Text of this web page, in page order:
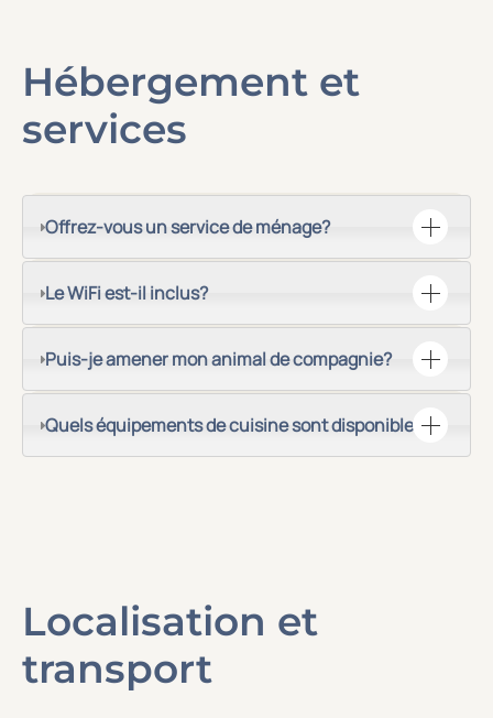
Hébergement et
services
Offrez-vous un service de ménage?
Le WiFi est-il inclus?
Puis-je amener mon animal de compagnie?
Quels équipements de cuisine sont disponibles?
Localisation et
transport